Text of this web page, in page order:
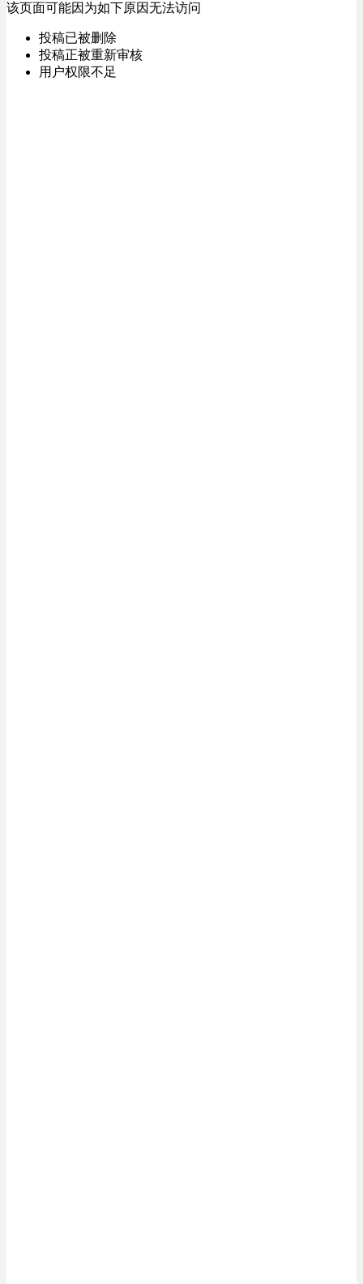
该页面可能因为如下原因无法访问
投稿已被删除
投稿正被重新审核
用户权限不足